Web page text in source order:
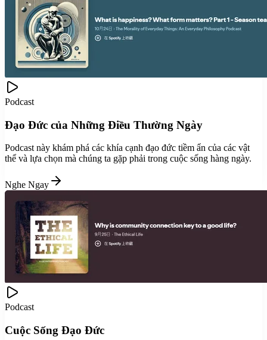
Podcast
Đạo Đức của Những Điều Thường Ngày
Podcast này khám phá các khía cạnh đạo đức tiềm ẩn của các vật
thể và lựa chọn mà chúng ta gặp phải trong cuộc sống hàng ngày.
Nghe Ngay
Podcast
Cuộc Sống Đạo Đức